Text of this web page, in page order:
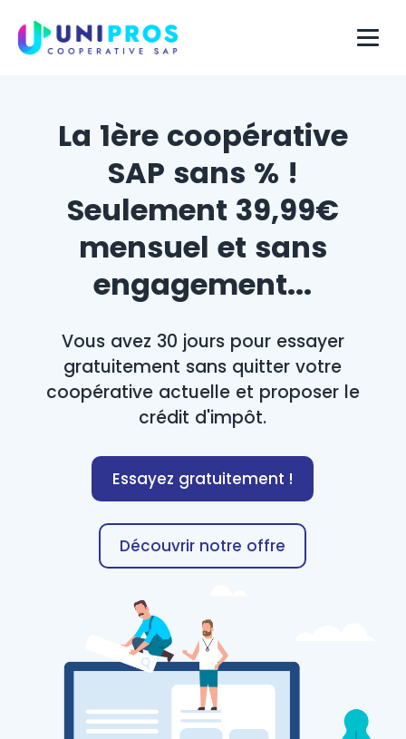
La 1ère coopérative
SAP sans % !
Seulement 39,99€
mensuel et sans
engagement...
Vous avez 30 jours pour essayer
gratuitement sans quitter votre
coopérative actuelle et proposer le
crédit d'impôt.
Essayez gratuitement !
Découvrir notre offre